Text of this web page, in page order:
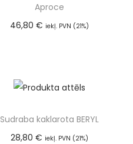
Aproce
46,80 € iekļ. PVN (21%)
Sudraba kaklarota BERYL
28,80 € iekļ. PVN (21%)